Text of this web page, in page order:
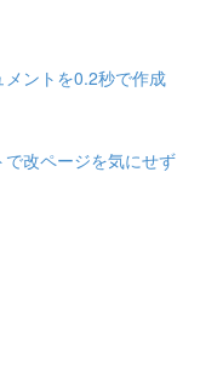
ントを0.2秒で作成
改ページを気にせず